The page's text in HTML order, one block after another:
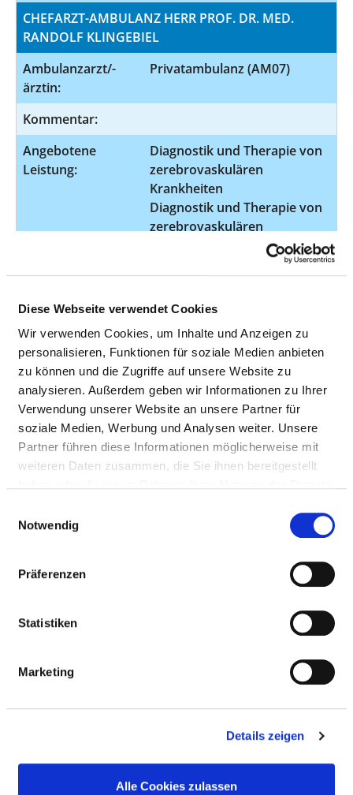
Diese Webseite verwendet Cookies
Wir verwenden Cookies, um Inhalte und Anzeigen zu
personalisieren, Funktionen für soziale Medien anbieten
zu können und die Zugriffe auf unsere Website zu
analysieren. Außerdem geben wir Informationen zu Ihrer
Verwendung unserer Website an unsere Partner für
soziale Medien, Werbung und Analysen weiter. Unsere
Partner führen diese Informationen möglicherweise mit
weiteren Daten zusammen, die Sie ihnen bereitgestellt
Notwendig
Präferenzen
Statistiken
Marketing
Details zeigen
Alle Cookies zulassen
CHEFARZT-AMBULANZ HERR PROF. DR. MED.
RANDOLF KLINGEBIEL
Ambulanzarzt/-
ärztin:
Privatambulanz (AM07)
Kommentar:
Angebotene
Leistung:
Diagnostik und Therapie von
zerebrovaskulären
Krankheiten
Diagnostik und Therapie von
zerebrovaskulären
Diagnostik und Therapie von
Erkrankungen
gutartigen Tumoren des
Gehirns
Diagnostik und Therapie von
Erkrankungen der Hirnhäute
Diagnostik und Therapie von
(angeborenen)
Gefäßerkrankungen
Duplexsonographie
als selbständige Leistung
Computertomographie (CT),
Computertomographie (CT)
Magnetresonanztomographie
(MRT), Spezialverfahren